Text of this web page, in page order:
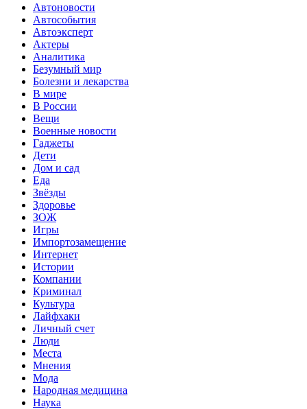
Автоновости
Автособытия
Автоэксперт
Актеры
Аналитика
Безумный мир
Болезни и лекарства
В мире
В России
Вещи
Военные новости
Гаджеты
Дети
Дом и сад
Еда
Звёзды
Здоровье
ЗОЖ
Игры
Импортозамещение
Интернет
Истории
Компании
Криминал
Культура
Лайфхаки
Личный счет
Люди
Места
Мнения
Мода
Народная медицина
Наука